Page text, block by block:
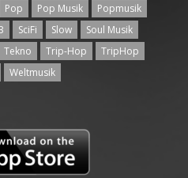
Pop Pop Musik
Popmusik
SciFi Slow
Soul Musik
Tekno Trip-Hop
TripHop
Weltmusik